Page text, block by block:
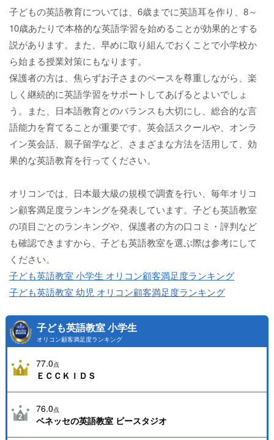
子どもの英語教育については、6歳までに英語耳を作り、8～
10歳あたりで本格的な英語学習を始めることが効果的とする
説があります。また、早めに取り組んでおくことで小学校か
ら始まる授業対策にもなります。
保護者の方は、焦らずお子さまのペースを尊重しながら、楽
しく継続的に英語学習をサポートしてあげるとよいでしょ
う。また、日本語教育とのバランスも大切にし、総合的な言
語能力を育てることが重要です。英会話スクールや、オンラ
イン英会話、親子留学など、さまざまな方法を活用して、効
果的な英語教育を行ってください。
オリコンでは、日本最大級の規模で調査を行い、毎年オリコ
ン顧客満足度ランキングを発表しています。子ども英語教室
の項目ごとのランキングや、保護者の方の口コミ・評判など
も確認できますから、子ども英語教室を選ぶ際は参考にして
ください。
子ども英語教室 小学生 オリコン顧客満足度ランキング
子ども英語教室 幼児 オリコン顧客満足度ランキング
子ども英語教室 小学生
オリコン顧客満足度ランキング
77.0点
ＥＣＣＫＩＤＳ
76.0点
ベネッセの英語教室 ビースタジオ